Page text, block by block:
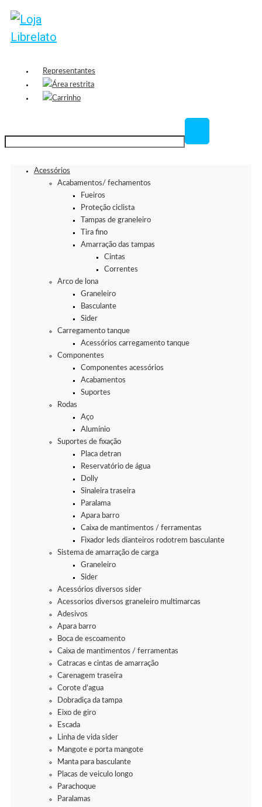
Representantes
Área restrita
Carrinho
Acessórios
Acabamentos/ fechamentos
Fueiros
Proteção ciclista
Tampas de graneleiro
Tira fino
Amarração das tampas
Cintas
Correntes
Arco de lona
Graneleiro
Basculante
Sider
Carregamento tanque
Acessórios carregamento tanque
Componentes
Componentes acessórios
Acabamentos
Suportes
Rodas
Aço
Alumínio
Suportes de fixação
Placa detran
Reservatório de água
Dolly
Sinaleira traseira
Paralama
Apara barro
Caixa de mantimentos / ferramentas
Fixador leds dianteiros rodotrem basculante
Sistema de amarração de carga
Graneleiro
Sider
Acessórios diversos sider
Acessorios diversos graneleiro multimarcas
Adesivos
Apara barro
Boca de escoamento
Caixa de mantimentos / ferramentas
Catracas e cintas de amarração
Carenagem traseira
Corote d’agua
Dobradiça da tampa
Eixo de giro
Escada
Linha de vida sider
Mangote e porta mangote
Manta para basculante
Placas de veiculo longo
Parachoque
Paralamas